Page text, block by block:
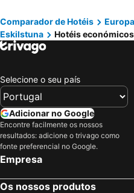
Comparador de Hotéis Europa
Eskilstuna
Hotéis
Selecione o seu país
Adicionar no Google
Encontre facilmente os nossos
resultados: adicione o trivago como
fonte preferencial no Google.
Empresa
Os nossos produtos